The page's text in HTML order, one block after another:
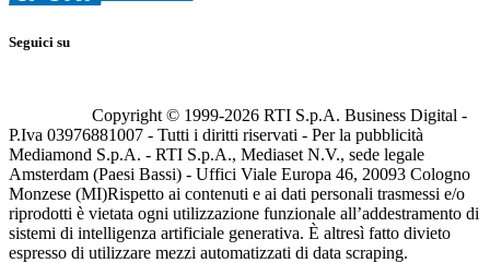
Seguici su
Copyright © 1999-2026 RTI S.p.A. Business Digital -
P.Iva 03976881007 - Tutti i diritti riservati - Per la pubblicità
Mediamond S.p.A. - RTI S.p.A., Mediaset N.V., sede legale
Amsterdam (Paesi Bassi) - Uffici Viale Europa 46, 20093 Cologno
Monzese (MI)Rispetto ai contenuti e ai dati personali trasmessi e/o
riprodotti è vietata ogni utilizzazione funzionale all’addestramento di
sistemi di intelligenza artificiale generativa. È altresì fatto divieto
espresso di utilizzare mezzi automatizzati di data scraping.